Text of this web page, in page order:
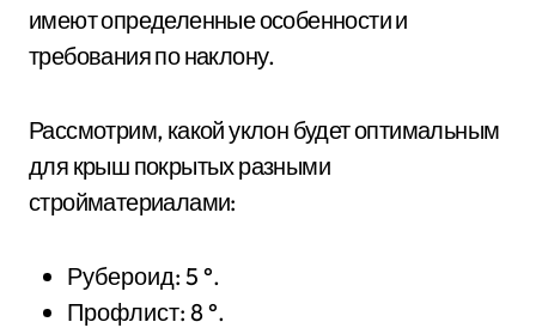
имеют определенные особенности и
требования по наклону.
Рассмотрим, какой уклон будет оптимальным
для крыш покрытых разными
стройматериалами:
Рубероид: 5 °.
Профлист: 8 °.